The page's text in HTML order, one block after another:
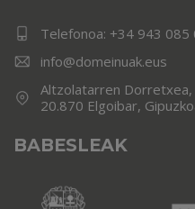
Telefonoa: +34 943 085
info@domeinuak.eus
Altzolatarren Dorretxea,
20.870 Elgoibar,
BABESLEAK